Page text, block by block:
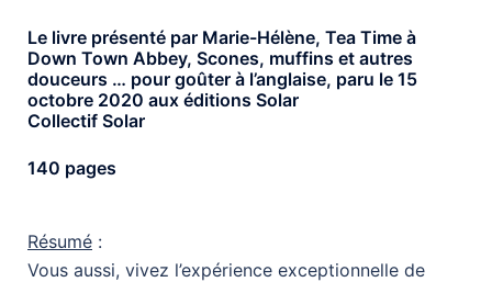
Le livre présenté par Marie-Hélène, Tea Time à
Down Town Abbey, Scones, muffins et autres
douceurs … pour goûter à l’anglaise, paru le 15
octobre 2020 aux éditions Solar
Collectif Solar
140 pages
Résumé :
Vous aussi, vivez l’expérience exceptionnelle de